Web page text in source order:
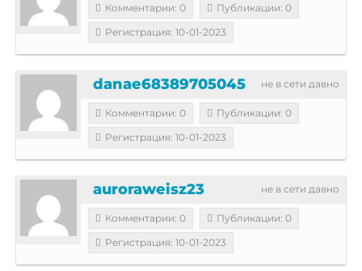
Комментарии: 0
Публикации: 0
Регистрация: 10-01-2023
не в сети давно
danae68389705045
Комментарии: 0
Публикации: 0
Регистрация: 10-01-2023
не в сети давно
auroraweisz23
Комментарии: 0
Публикации: 0
Регистрация: 10-01-2023